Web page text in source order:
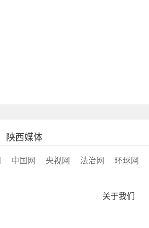
陕西媒体
中国网 央视网 法治网 环球网
关于我们